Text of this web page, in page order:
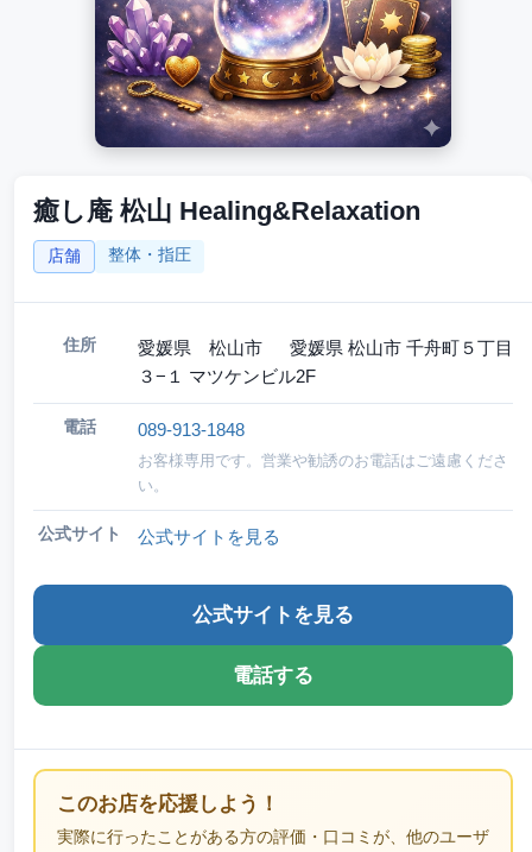
癒し庵 松山 Healing&Relaxation
店舗 整体・指圧
住所
愛媛県 松山市 愛媛県 松山市 千舟町５丁目
３−１ マツケンビル2F
電話 089-913-1848
お客様専用です。営業や勧誘のお電話はご遠慮くださ
い。
公式サイト 公式サイトを見る
公式サイトを見る
電話する
このお店を応援しよう！
実際に行ったことがある方の評価・口コミが、他のユーザ